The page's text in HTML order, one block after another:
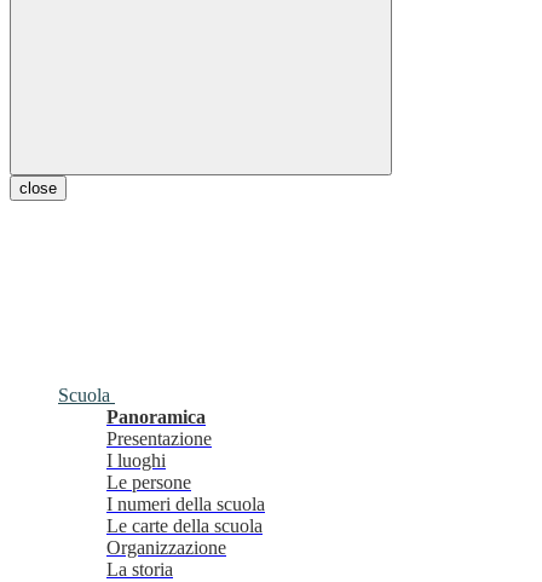
close
Scuola
Panoramica
Presentazione
I luoghi
Le persone
I numeri della scuola
Le carte della scuola
Organizzazione
La storia